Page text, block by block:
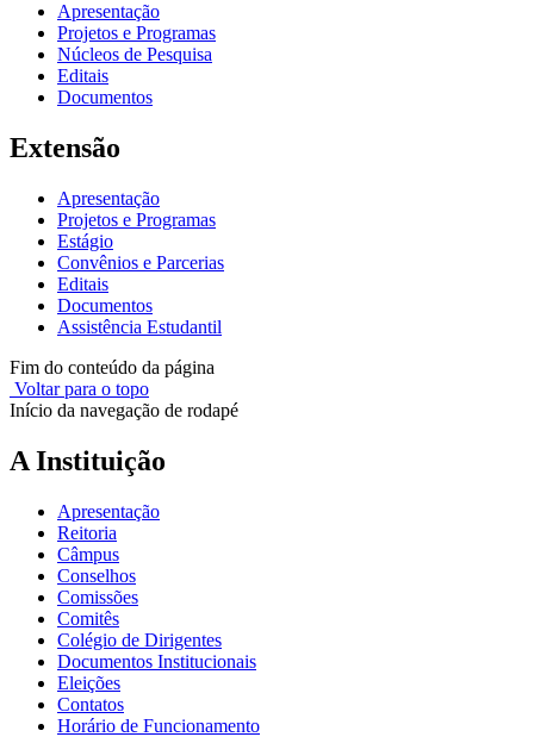
Apresentação
Projetos e Programas
Núcleos de Pesquisa
Editais
Documentos
Extensão
Apresentação
Projetos e Programas
Estágio
Convênios e Parcerias
Editais
Documentos
Assistência Estudantil
Fim do conteúdo da página
Voltar para o topo
Início da navegação de rodapé
A Instituição
Apresentação
Reitoria
Câmpus
Conselhos
Comissões
Comitês
Colégio de Dirigentes
Documentos Institucionais
Eleições
Contatos
Horário de Funcionamento